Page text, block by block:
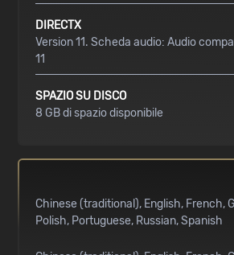
DIRECTX
Version 11. Scheda audio: Audio
11
SPAZIO SU DISCO
8 GB di spazio disponibile
Chinese (traditional) English French
Polish Portuguese Russian Spanish